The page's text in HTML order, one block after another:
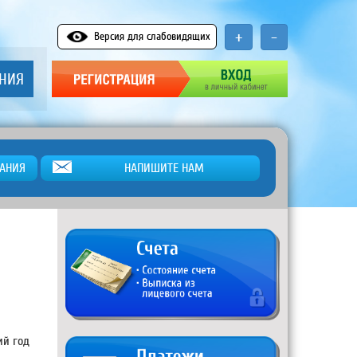
-
+
Версия для слабовидящих
НАПИШИТЕ НАМ
год